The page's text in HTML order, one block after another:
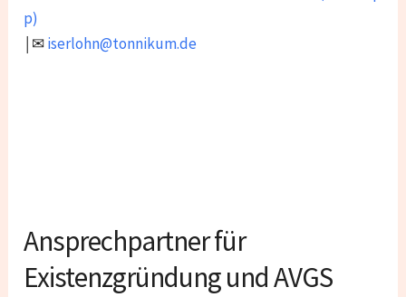
p)
￨✉iserlohn@tonnikum.de
Ansprechpartner für
Existenzgründung und AVGS